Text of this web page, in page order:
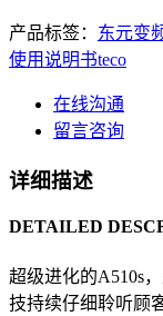
产品标签： 东元变
使用说明书teco
在线沟通
留言咨询
详细描述
DETAILED
超级进化的A510s
技持续仔细聆听顾